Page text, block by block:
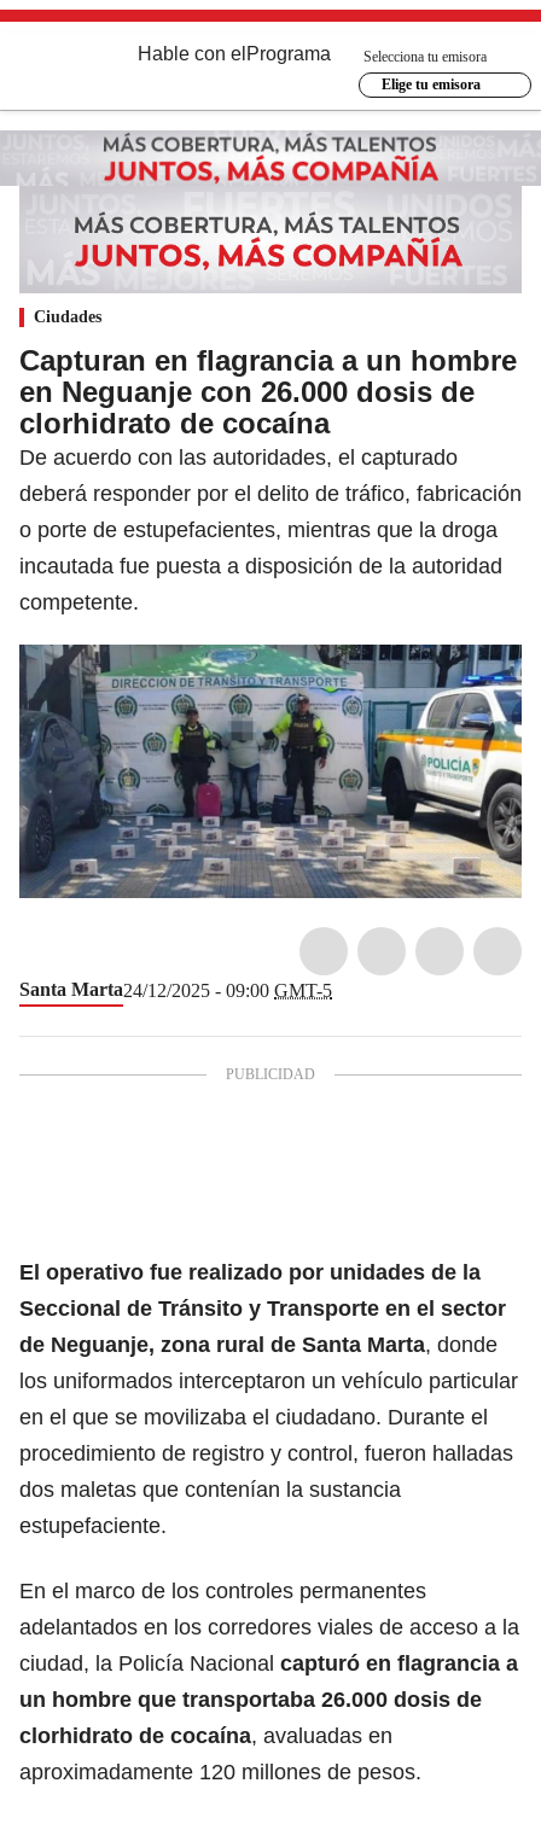
Hable con el Programa
Selecciona tu emisora
Elige tu emisora
Ciudades
Capturan en flagrancia a un hombre
en Neguanje con 26.000 dosis de
clorhidrato de cocaína
De acuerdo con las autoridades, el capturado
deberá responder por el delito de tráfico, fabricación
o porte de estupefacientes, mientras que la droga
incautada fue puesta a disposición de la autoridad
competente.
Santa Marta24/12/2025 - 09:00 GMT-5
El operativo fue realizado por unidades de la
Seccional de Tránsito y Transporte en el sector
de Neguanje, zona rural de Santa Marta, donde
los uniformados interceptaron un vehículo particular
en el que se movilizaba el ciudadano. Durante el
procedimiento de registro y control, fueron halladas
dos maletas que contenían la sustancia
estupefaciente.
En el marco de los controles permanentes
adelantados en los corredores viales de acceso a la
ciudad, la Policía Nacional capturó en flagrancia a
un hombre que transportaba 26.000 dosis de
clorhidrato de cocaína, avaluadas en
aproximadamente 120 millones de pesos.